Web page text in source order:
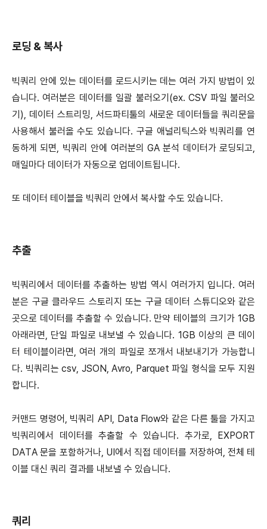
로딩 & 복사
빅쿼리 안에 있는 데이터를 로드시키는 데는 여러 가지 방법이 있
습니다. 여러분은 데이터를 일괄 불러오기(ex. CSV 파일 불러오
기), 데이터 스트리밍, 서드파티툴의 새로운 데이터들을 쿼리문을
사용해서 불러올 수도 있습니다. 구글 애널리틱스와 빅쿼리를 연
동하게 되면, 빅쿼리 안에 여러분의 GA 분석 데이터가 로딩되고,
매일마다 데이터가 자동으로 업데이트됩니다.
또 데이터 테이블을 빅쿼리 안에서 복사할 수도 있습니다.
추출
빅쿼리에서 데이터를 추출하는 방법 역시 여러가지 입니다. 여러
분은 구글 클라우드 스토리지 또는 구글 데이터 스튜디오와 같은
곳으로 데이터를 추출할 수 있습니다. 만약 테이블의 크기가 1GB
아래라면, 단일 파일로 내보낼 수 있습니다. 1GB 이상의 큰 데이
터 테이블이라면, 여러 개의 파일로 쪼개서 내보내기가 가능합니
다. 빅쿼리는 csv, JSON, Avro, Parquet 파일 형식을 모두 지원
합니다.
커맨드 명령어, 빅쿼리 API, Data Flow와 같은 다른 툴을 가지고
빅쿼리에서 데이터를 추출할 수 있습니다. 추가로, EXPORT
DATA 문을 포함하거나, UI에서 직접 데이터를 저장하여, 전체 테
이블 대신 쿼리 결과를 내보낼 수 있습니다.
쿼리